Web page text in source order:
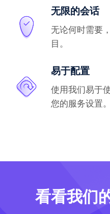
无限的会话
无论何时需要
目。
易于配置
使用我们易于
您的服务设置。
看看我们